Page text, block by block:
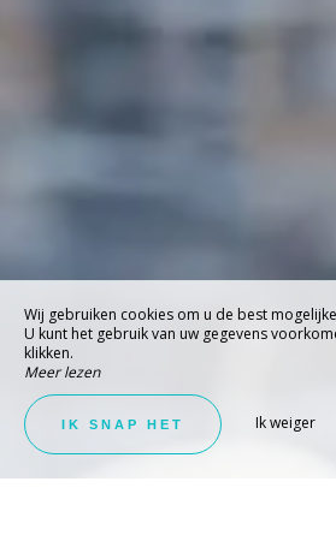
Wij gebruiken cookies om u de best
U kunt het gebruik van uw gegevens
klikken.
Meer lezen
IK SNAP HET Ik weiger